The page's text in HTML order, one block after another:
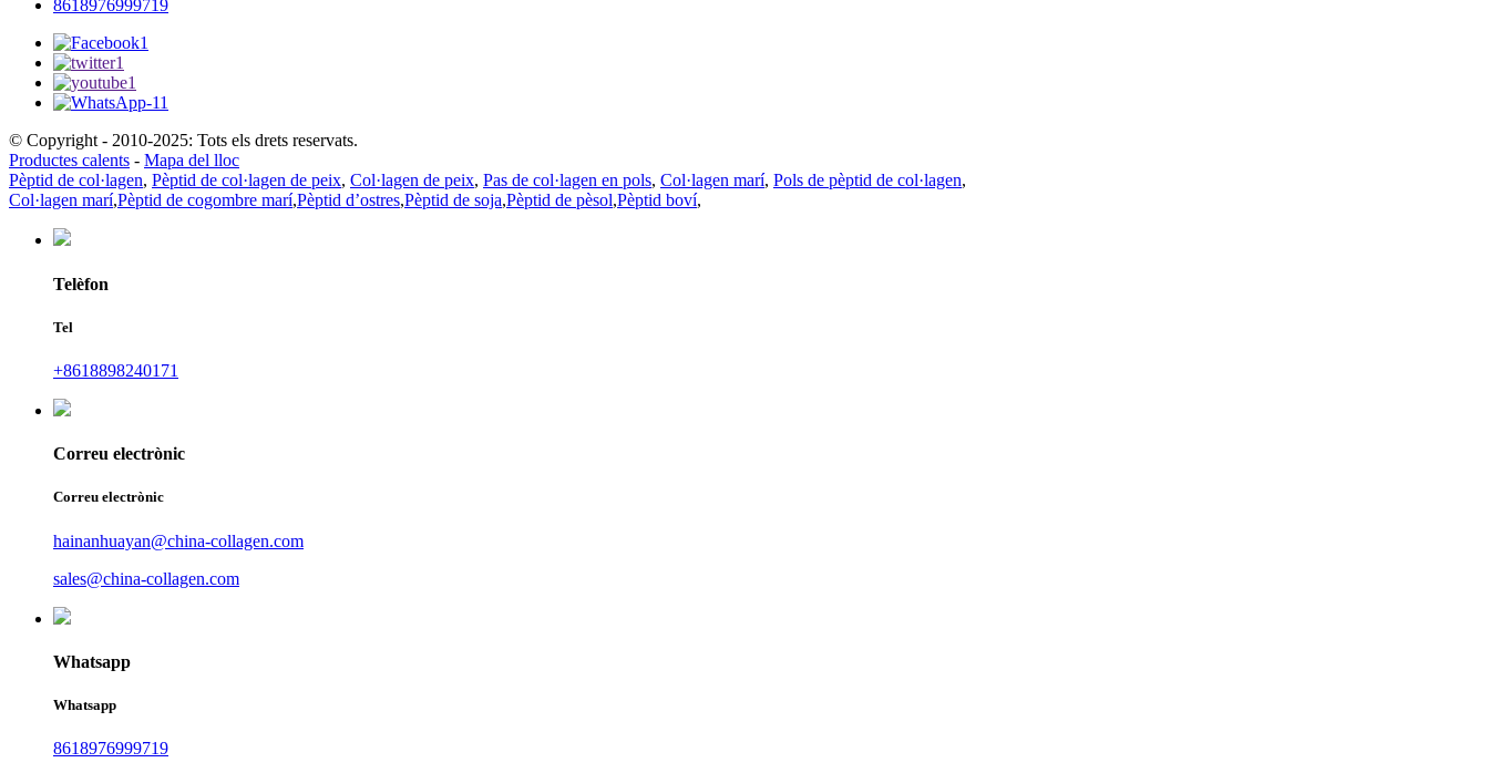
8618976999719
© Copyright - 2010-2025: Tots els drets reservats.
Productes calents - Mapa del lloc
Pèptid de col·lagen, Pèptid de col·lagen de peix, Col·lagen de peix, Pas de col·lagen en pols, Col·lagen marí, Pols de pèptid de col·lagen,
Col·lagen marí,Pèptid de cogombre marí,Pèptid d’ostres,Pèptid de soja,Pèptid de pèsol,Pèptid boví,
Telèfon
Tel
+8618898240171
Correu electrònic
Correu electrònic
hainanhuayan@china-collagen.com
sales@china-collagen.com
Whatsapp
Whatsapp
8618976999719